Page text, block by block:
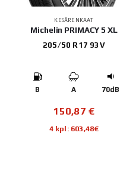
KESÄRENKAAT
Michelin PRIMACY 5 XL
205/50 R17 93V
B A 70dB
150,87€
4 kpl: 603,48€